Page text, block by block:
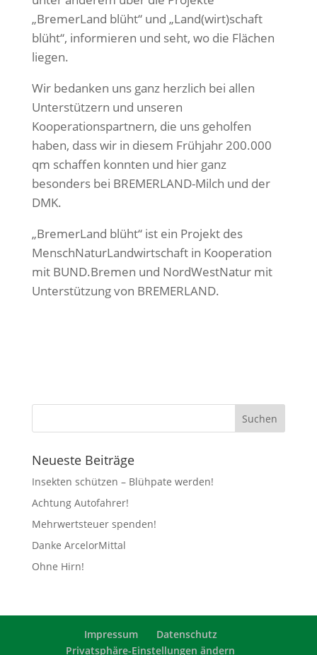
„BremerLand blüht“ und „Land(wirt)schaft
blüht“, informieren und seht, wo die Flächen
liegen.
Wir bedanken uns ganz herzlich bei allen
Unterstützern und unseren
Kooperationspartnern, die uns geholfen
haben, dass wir in diesem Frühjahr 200.000
qm schaffen konnten und hier ganz
besonders bei BREMERLAND-Milch und der
DMK.
„BremerLand blüht“ ist ein Projekt des
MenschNaturLandwirtschaft in Kooperation
mit BUND.Bremen und NordWestNatur mit
Unterstützung von BREMERLAND.
Neueste Beiträge
Insekten schützen – Blühpate werden!
Achtung Autofahrer!
Mehrwertsteuer spenden!
Danke ArcelorMittal
Ohne Hirn!
Impressum
Datenschutz
Privatsphäre-Einstellungen ändern